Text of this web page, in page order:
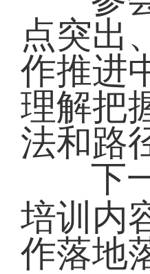
点突出
作推进
理解把
法和路
下
培训内
作落地